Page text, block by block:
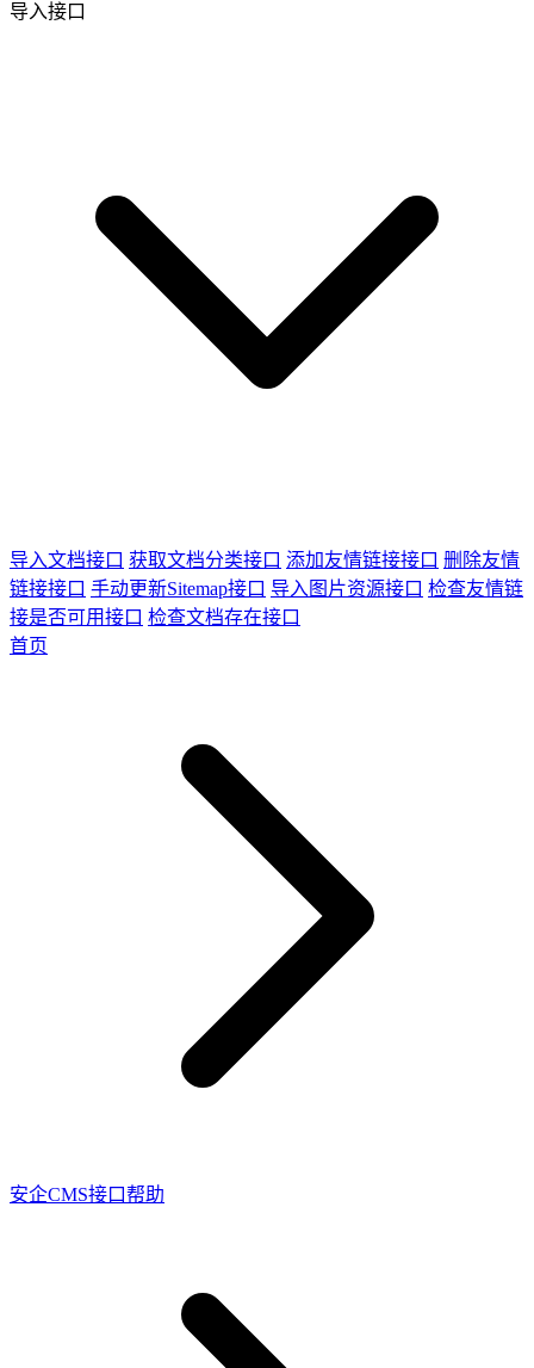
导入接口
导入文档接口 获取文档分类接口 添加友情链接接口 删除友情
链接接口 手动更新Sitemap接口 导入图片资源接口 检查友情链
接是否可用接口 检查文档存在接口
首页
安企CMS接口帮助